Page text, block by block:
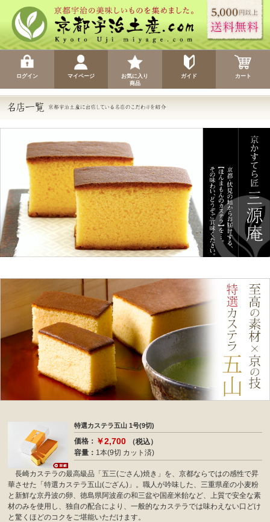
ログイン マイページ
お気に入り
商品
ガイド カート
特選カステラ五山 1号(9切)
価格： ￥2,700
（税込）
容量： 1本(9切 カット済)
長崎カステラの最高級品「五三(ごさん)焼き」を、京都ならではの感性で昇
華させた「特選カステラ五山(ござん)」。職人が吟味した、三重県産の小麦粉
と新鮮な京丹波の卵、徳島県阿波産の和三盆や国産米飴など、上質で安全な素
材のみを使用し、独自の配合により、一般的なカステラでは味わえない口どけ
と驚くほどのコクをご堪能いただけます。